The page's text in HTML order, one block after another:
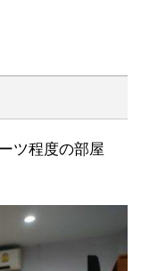
ツ程度の部屋